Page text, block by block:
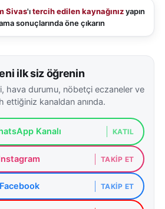
Sivas'ıtercih edilen kaynağınızyapın
sonuçlarında öne çıkarın
ilk siz öğrenin
hava durumu, nöbetçi eczaneler ve
ettiğiniz kanaldan anında.
Kanalı KATIL
TAKIP ET
Facebook TAKIP ET